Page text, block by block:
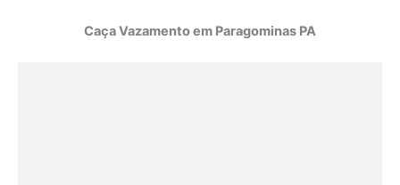
Caça Vazamento em Paragominas PA